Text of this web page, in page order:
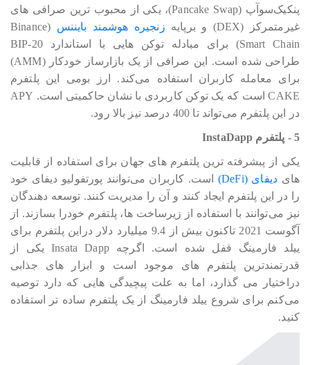
پنکیک‎‎‎‎‎‎‎سوآپ (Pancake Swap)، یکی از محبوب ترین صرافی های
غیرمتمرکز (DEX) و برپایه
زنجیره هوشمند بایننس
(Binance
Smart Chain) برای مبادله توکن هایی با استاندارد BIP-20
طراحی شده است. این صرافی از یک بازارساز خودکار (AMM)
برای معامله کاربران استفاده می‎‎‎‎‎کند. ارز بومی این پلتفرم
CAKE است که یک توکن کاربردی با نشان حاکمیتی است. APY
در این پلتفرم می‎‎‎‎‎تواند تا 400 درصد نیز بالا رود.
5 - پلتفرم InstaDapp
یکی از پبشرفته ترین پلتفرم های جهان برای استفاده از قابلیت
های دیفای (DeFi)
است. کاربران می‎‎‎‎‎‎توانند پورتفولیو دیفای خود
را در این پلتفرم ایجاد کنند و آن را مدیریت کنند. توسعه دهندگان
نیز می‎‎‎‎‎توانند با استفاده از زیرساخت ها، پلتفرم خودرا بسازند. از
آگوست 2021 تاکنون بیش از 9.4 میلیارد دلار دراین پلتفرم برای
ییلد فارمینگ قفل شده است. اگرچه Insata Dapp یکی از
قدرتمندترین پلتفرم های موجود است و ابزار های جذابی
دراختیار می گذارد، اما به علت پیچیدگی هایی که دارد توصیه
می‎‎‎‎‎کنم برای شروع ییلد فارمینگ از یک پلتفرم ساده تر استفاده
کنید.